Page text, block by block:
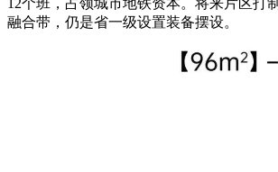
12个班，占领城市地铁资本。将来片区打
融合带，仍是省一级设置装备摆设。